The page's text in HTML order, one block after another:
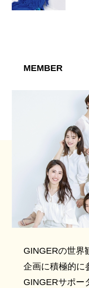
MEMBER
GINGERの世界
企画に積極的に
GINGERサポー